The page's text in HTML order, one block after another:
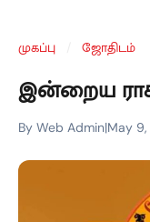
முகப்பு ஜோதிடம்
இன்றைய
By Web Admin|May